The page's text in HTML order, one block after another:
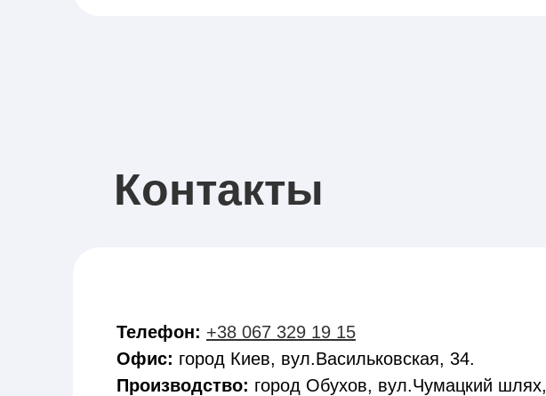
Контакты
Телефон: +38 067 329 19 15
Офис: город Киев, вул.Васильковская, 34.
Производство: город Обухов, вул.Чумацкий шлях,